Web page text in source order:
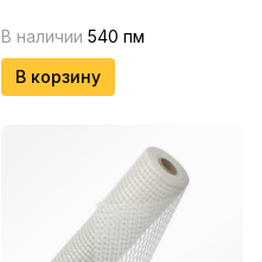
В наличии 540 пм
В корзину